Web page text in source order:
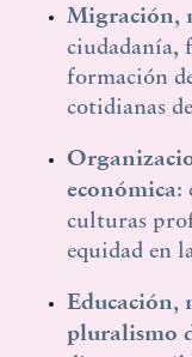
Migración,
ciudadanía,
formación
cotidianas
económica:
culturas
equidad en
Educación,
pluralismo